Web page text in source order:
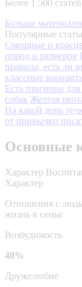
Более 1 500 статей
Больше
Популярные
Смешные и
пород и размеров
правила, есть ли
классные
Есть причины для
собак Желтая
На какой день
от привычки
Основные
Характер
Характер
Отношения с
жизнь в семье
Возбудимость
40%
Дружелюбие